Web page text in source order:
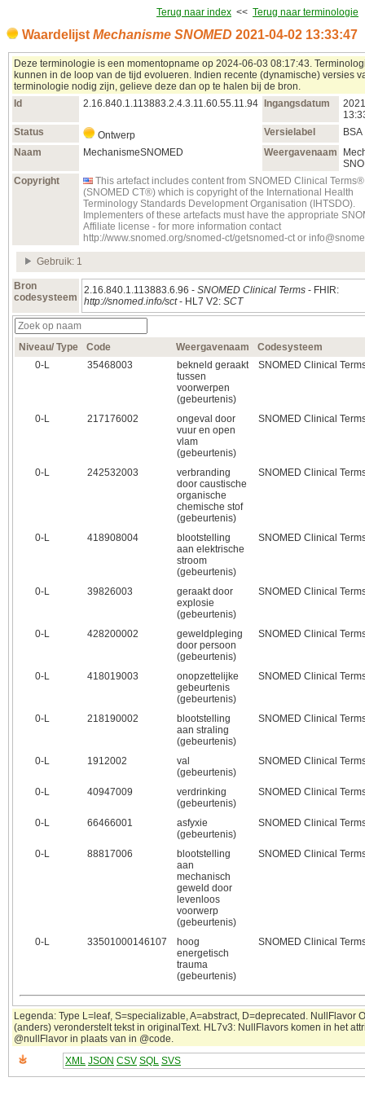
Terug naar index << Terug naar terminologie
Waardelijst Mechanisme SNOMED 2021‑04‑02 13:33:47
Deze terminologie is een momentopname op 2024‑06‑03 08:17:43.
kunnen in de loop van de tijd evolueren. Indien recente (dynamische) versies
terminologie nodig zijn, gelieve deze dan op te halen bij de bron.
Id
2.16.840.1.113883.2.4.3.11.60.55.11.94 Ingangsdatum
Status
Ontwerp Versielabel
BSA
Naam
MechanismeSNOMED Weergavenaam
Copyright
This artefact includes content from SNOMED Clinical Terms®
(SNOMED CT®) which is copyright of the International Health
Terminology Standards Development Organisation (IHTSDO).
Implementers of these artefacts must have the appropriate
Affiliate license - for more information contact
http://www.snomed.org/snomed-ct/getsnomed-ct or
Gebruik: 1
Bron
codesysteem
2.16.840.1.113883.6.96 - SNOMED Clinical Terms - FHIR:
http://snomed.info/sct- HL7 V2: SCT
Niveau/ Type Code Weergavenaam
Codesysteem
0‑L
35468003
bekneld geraakt
tussen
voorwerpen
(gebeurtenis)
SNOMED Clinical
0‑L 217176002
ongeval door
vuur en open
vlam
(gebeurtenis)
SNOMED Clinical
0‑L 242532003
verbranding
door caustische
organische
chemische stof
(gebeurtenis)
SNOMED Clinical
0‑L 418908004
blootstelling
aan elektrische
stroom
(gebeurtenis)
SNOMED Clinical
0‑L 39826003
geraakt door
explosie
(gebeurtenis)
SNOMED Clinical
0‑L 428200002
geweldpleging
door persoon
(gebeurtenis)
SNOMED Clinical
0‑L 418019003
onopzettelijke
gebeurtenis
(gebeurtenis)
SNOMED Clinical
0‑L 218190002
blootstelling
aan straling
(gebeurtenis)
SNOMED Clinical
0‑L 1912002
val
(gebeurtenis)
SNOMED Clinical
0‑L 40947009
verdrinking
(gebeurtenis)
SNOMED Clinical
0‑L 66466001
asfyxie
(gebeurtenis)
SNOMED Clinical
0‑L 88817006
blootstelling
aan
mechanisch
geweld door
levenloos
voorwerp
(gebeurtenis)
SNOMED Clinical
0‑L 33501000146107
hoog
energetisch
trauma
(gebeurtenis)
SNOMED Clinical
Legenda: Type L=leaf, S=specializable, A=abstract, D=deprecated. NullFlavor
(anders) veronderstelt tekst in originalText. HL7v3: NullFlavors komen in het
@nullFlavor in plaats van in @code.
XML JSON CSV SQL SVS